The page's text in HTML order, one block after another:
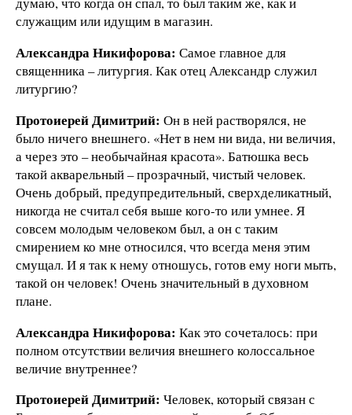
служащим или идущим в магазин.
Александра Никифорова: Самое главное для
священника – литургия. Как отец Александр служил
литургию?
Протоиерей Димитрий: Он в ней растворялся, не
было ничего внешнего. «Нет в нем ни вида, ни величия,
а через это – необычайная красота». Батюшка весь
такой акварельный – прозрачный, чистый человек.
Очень добрый, предупредительный, сверхделикатный,
никогда не считал себя выше кого-то или умнее. Я
совсем молодым человеком был, а он с таким
смирением ко мне относился, что всегда меня этим
смущал. И я так к нему отношусь, готов ему ноги мыть,
такой он человек! Очень значительный в духовном
плане.
Александра Никифорова: Как это сочеталось: при
полном отсутствии величия внешнего колоссальное
величие внутреннее?
Протоиерей Димитрий: Человек, который связан с